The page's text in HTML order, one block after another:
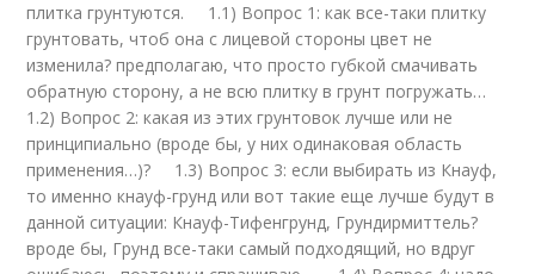
плитка грунтуются. 1.1) Вопрос 1: как все-таки плитку
грунтовать, чтоб она с лицевой стороны цвет не
изменила? предполагаю, что просто губкой смачивать
обратную сторону, а не всю плитку в грунт погружать…
1.2) Вопрос 2: какая из этих грунтовок лучше или не
принципиально (вроде бы, у них одинаковая область
применения…)? 1.3) Вопрос 3: если выбирать из Кнауф,
то именно кнауф-грунд или вот такие еще лучше будут в
данной ситуации: Кнауф-Тифенгрунд, Грундирмиттель?
вроде бы, Грунд все-таки самый подходящий, но вдруг